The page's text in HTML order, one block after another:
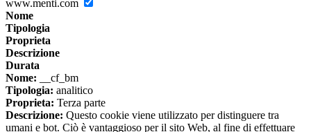
www.menti.com
Nome
Tipologia
Proprieta
Descrizione
Durata
Nome: __cf_bm
Tipologia: analitico
Proprieta: Terza parte
Descrizione: Questo cookie viene utilizzato per distinguere tra
umani e bot. Ciò è vantaggioso per il sito Web, al fine di effettuare